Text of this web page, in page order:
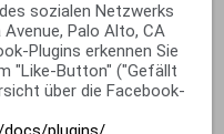
sozialen Netzwerks
Palo Alto, CA
Plugins erkennen Sie
"Like-Button" ("Gefällt
über die Facebook-